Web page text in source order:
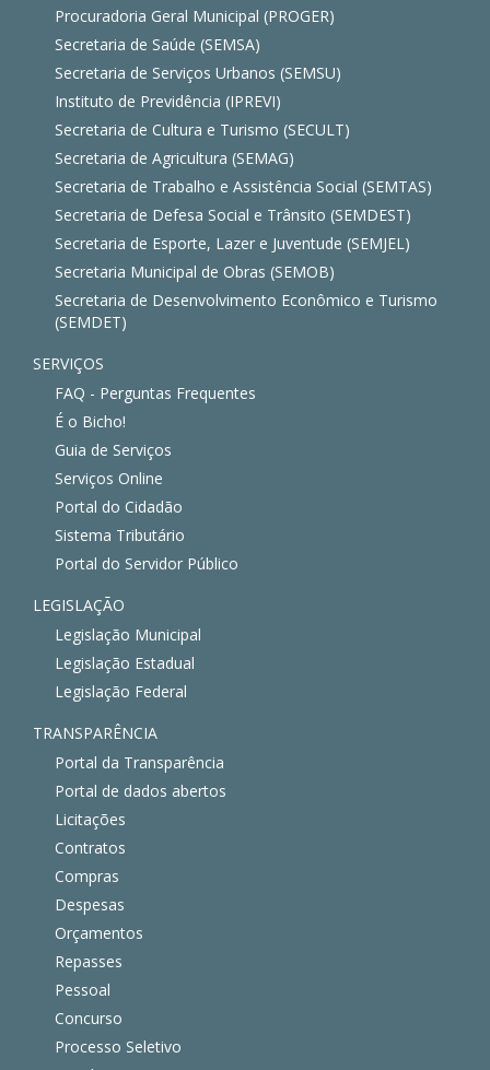
Procuradoria Geral Municipal (PROGER)
Secretaria de Saúde (SEMSA)
Secretaria de Serviços Urbanos (SEMSU)
Instituto de Previdência (IPREVI)
Secretaria de Cultura e Turismo (SECULT)
Secretaria de Agricultura (SEMAG)
Secretaria de Trabalho e Assistência Social (SEMTAS)
Secretaria de Defesa Social e Trânsito (SEMDEST)
Secretaria de Esporte, Lazer e Juventude (SEMJEL)
Secretaria Municipal de Obras (SEMOB)
Secretaria de Desenvolvimento Econômico e Turismo
(SEMDET)
SERVIÇOS
FAQ - Perguntas Frequentes
É o Bicho!
Guia de Serviços
Serviços Online
Portal do Cidadão
Sistema Tributário
Portal do Servidor Público
LEGISLAÇÃO
Legislação Municipal
Legislação Estadual
Legislação Federal
TRANSPARÊNCIA
Portal da Transparência
Portal de dados abertos
Licitações
Contratos
Compras
Despesas
Orçamentos
Repasses
Pessoal
Concurso
Processo Seletivo